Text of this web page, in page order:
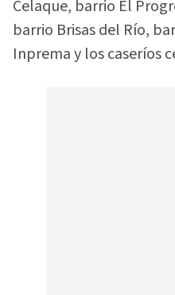
Celaque, barrio El
barrio Brisas del Río,
Inprema y los caseríos